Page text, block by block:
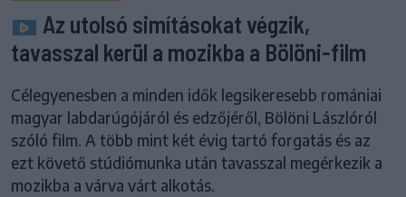
Az utolsó simításokat végzik,
tavasszal kerül a mozikba a Bölöni-film
Célegyenesben a minden idők legsikeresebb romániai
magyar labdarúgójáról és edzőjéről, Bölöni Lászlóról
szóló film. A több mint két évig tartó forgatás és az
ezt követő stúdiómunka után tavasszal megérkezik a
mozikba a várva várt alkotás.